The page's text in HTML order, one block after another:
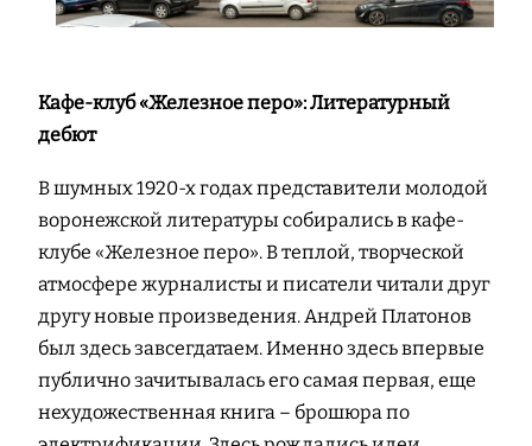
Кафе-клуб «Железное перо»: Литературный
дебют
В шумных 1920-х годах представители молодой
воронежской литературы собирались в кафе-
клубе «Железное перо». В теплой, творческой
атмосфере журналисты и писатели читали друг
другу новые произведения. Андрей Платонов
был здесь завсегдатаем. Именно здесь впервые
публично зачитывалась его самая первая, еще
нехудожественная книга – брошюра по